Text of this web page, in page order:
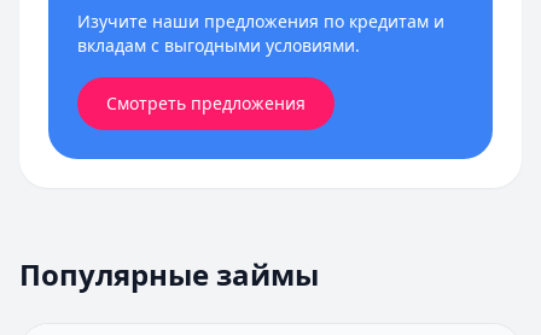
Изучите наши предложения по кредитам и
вкладам с выгодными условиями.
Смотреть предложения
Популярные займы